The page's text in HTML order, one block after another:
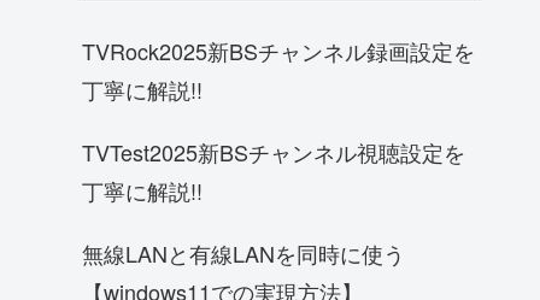
TVRock2025新BSチャンネル録画設定を
丁寧に解説!!
TVTest2025新BSチャンネル視聴設定を
丁寧に解説!!
無線LANと有線LANを同時に使う
【windows11での実現方法】